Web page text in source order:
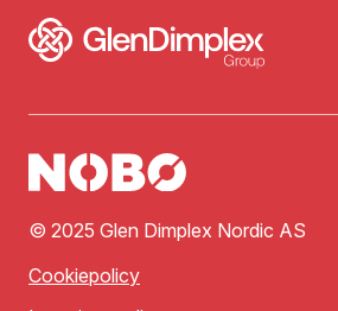
© 2025 Glen Dimplex Nordic AS
Cookiepolicy